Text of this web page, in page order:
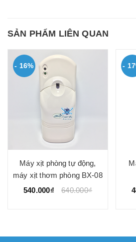
SẢN PHẨM LIÊN QUAN
- 16%
Máy xịt phòng tự động,
máy xịt thơm phòng BX-08
540.000₫
640.000₫
-